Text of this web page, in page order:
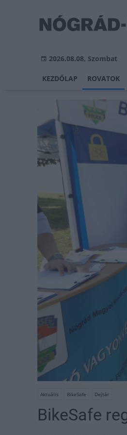
2026.08.08, Szombat
KEZDŐLAP ROVATOK
Aktuális BikeSafe Dejtár
BikeSafe